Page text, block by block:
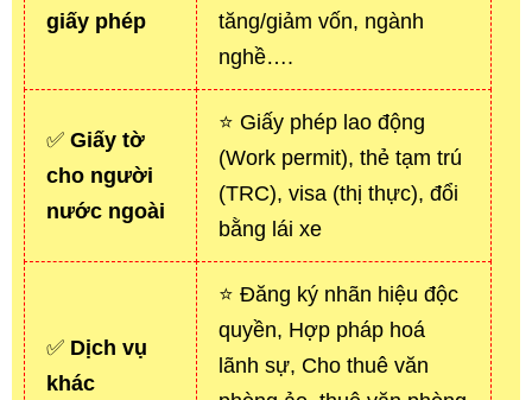
giấy phép
tăng/giảm vốn, ngành
nghề….
✅ Giấy tờ
cho người
nước ngoài
⭐ Giấy phép lao động
(Work permit), thẻ tạm trú
(TRC), visa (thị thực), đổi
bằng lái xe
✅ Dịch vụ
khác
⭐ Đăng ký nhãn hiệu độc
quyền, Hợp pháp hoá
lãnh sự, Cho thuê văn